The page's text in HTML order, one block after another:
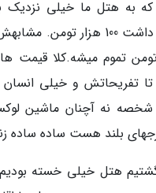
که به هتل ما خیلی
خوبی هم داشت 100 هزار
تومن تموم میشه.کلا قیمت
تا تفریحاتش و خیلی
نه آچنان ماشین
بلند هست ساده ساده
هتل خیلی خسته